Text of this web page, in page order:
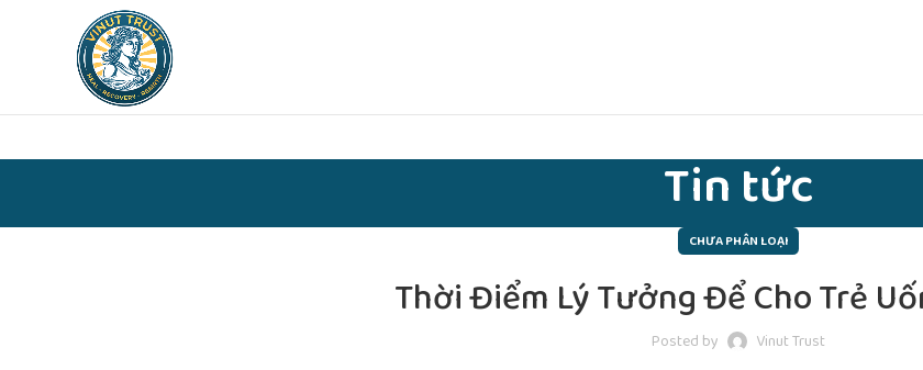
Tin tức
CHƯA PHÂN LOẠI
Thời Điểm Lý Tưởng Để Cho Trẻ
Posted by Vinut Trust